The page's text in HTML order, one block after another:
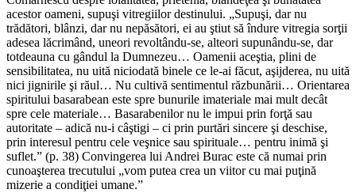
acestor oameni, supuşi vitregiilor destinului. „Supuşi, dar nu
trădători, blânzi, dar nu nepăsători, ei au ştiut să îndure vitregia sorţii
adesea lăcrimând, uneori revoltându-se, alteori supunându-se, dar
totdeauna cu gândul la Dumnezeu… Oamenii aceştia, plini de
sensibilitatea, nu uită niciodată binele ce le-ai făcut, aşijderea, nu uită
nici jignirile şi răul… Nu cultivă sentimentul răzbunării… Orientarea
spiritului basarabean este spre bunurile imateriale mai mult decât
spre cele materiale… Basarabenilor nu le impui prin forţă sau
autoritate – adică nu-i câştigi – ci prin purtări sincere şi deschise,
prin interesul pentru cele veşnice sau spirituale… pentru inimă şi
suflet.” (p. 38) Convingerea lui Andrei Burac este că numai prin
cunoaşterea trecutului „vom putea crea un viitor cu mai puţină
mizerie a condiţiei umane.”